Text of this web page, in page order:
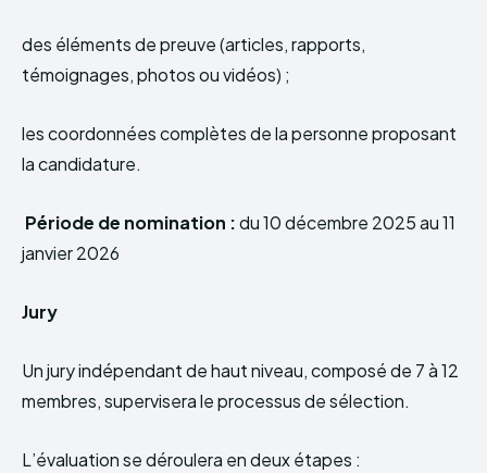
des éléments de preuve (articles, rapports,
témoignages, photos ou vidéos) ;
les coordonnées complètes de la personne proposant
la candidature.
Période de nomination :du 10 décembre 2025 au 11
janvier 2026
Jury
Un jury indépendant de haut niveau, composé de 7 à 12
membres, supervisera le processus de sélection.
L’évaluation se déroulera en deux étapes :